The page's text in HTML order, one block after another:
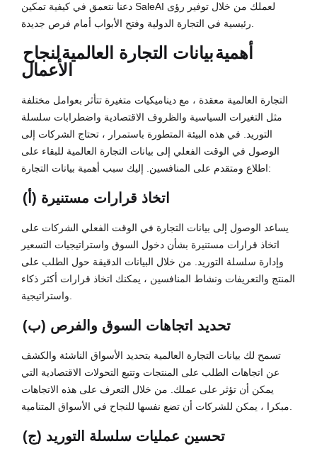
دعنا نتعمق في كيفية تمكين SaleAI لعملك من خلال توفير رؤى
رئيسية في التجارة الدولية وفتح الأبواب أمام فرص جديدة.
أهميةبيانات التجارة العالميةلنجاح
الأعمال
التجارة العالمية معقدة ، مع ديناميكيات متغيرة تتأثر بعوامل مختلفة
مثل التغيرات السياسية والظروف الاقتصادية واضطرابات سلسلة
التوريد. في هذه البيئة المتطورة باستمرار ، تحتاج الشركات إلى
الوصول في الوقت الفعلي إلى بيانات التجارة العالمية للبقاء على
اطلاع ومتقدم على المنافسين. إليك سبب أهمية بيانات التجارة:
(أ) اتخاذ قرارات مستنيرة
يساعد الوصول إلى بيانات التجارة في الوقت الفعلي الشركات على
اتخاذ قرارات مستنيرة بشأن دخول السوق واستراتيجيات التسعير
وإدارة سلسلة التوريد. من خلال البيانات الدقيقة حول الطلب على
المنتج والتعريفات ونشاط المنافسين ، يمكنك اتخاذ قرارات أكثر ذكاء
واستراتيجية.
(ب) تحديد اتجاهات السوق والفرص
تسمح لك بيانات التجارة العالمية بتحديد الأسواق الناشئة والكشف
عن اتجاهات الطلب على المنتجات وتتبع التحولات الاقتصادية التي
يمكن أن تؤثر على عملك. من خلال التعرف على هذه الاتجاهات
مبكرا ، يمكن للشركات أن تضع نفسها للنجاح في الأسواق المتنامية.
(ج) تحسين عمليات سلسلة التوريد